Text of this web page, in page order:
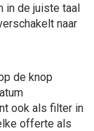
in de juiste taal
naar
de knop
ook als filter in
offerte als